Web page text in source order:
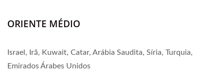
ORIENTE MÉDIO
Israel, Irã, Kuwait, Catar, Arábia Saudita, Síria, Turquia,
Emirados Árabes Unidos